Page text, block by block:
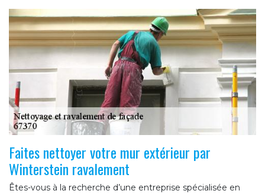
Faites nettoyer votre mur extérieur par
Winterstein ravalement
Êtes-vous à la recherche d’une entreprise spécialisée en